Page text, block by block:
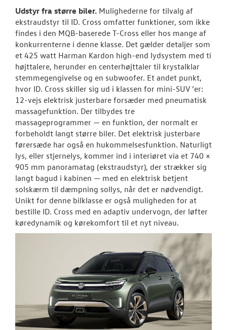
Udstyr fra større biler. Mulighederne for tilvalg af
ekstraudstyr til ID. Cross omfatter funktioner, som ikke
findes i den MQB-baserede T-Cross eller hos mange af
konkurrenterne i denne klasse. Det gælder detaljer som
et 425 watt Harman Kardon high-end lydsystem med ti
højttalere, herunder en centerhøjttaler til krystalklar
stemmegengivelse og en subwoofer. Et andet punkt,
hvor ID. Cross skiller sig ud i klassen for mini-SUV ’er:
12-vejs elektrisk justerbare forsæder med pneumatisk
massagefunktion. Der tilbydes tre
massageprogrammer — en funktion, der normalt er
forbeholdt langt større biler. Det elektrisk justerbare
førersæde har også en hukommelsesfunktion. Naturligt
lys, eller stjernelys, kommer ind i interiøret via et 740 ×
905 mm panoramatag (ekstraudstyr), der strækker sig
langt bagud i kabinen — med en elektrisk betjent
solskærm til dæmpning sollys, når det er nødvendigt.
Unikt for denne bilklasse er også muligheden for at
bestille ID. Cross med en adaptiv undervogn, der løfter
køredynamik og kørekomfort til et nyt niveau.